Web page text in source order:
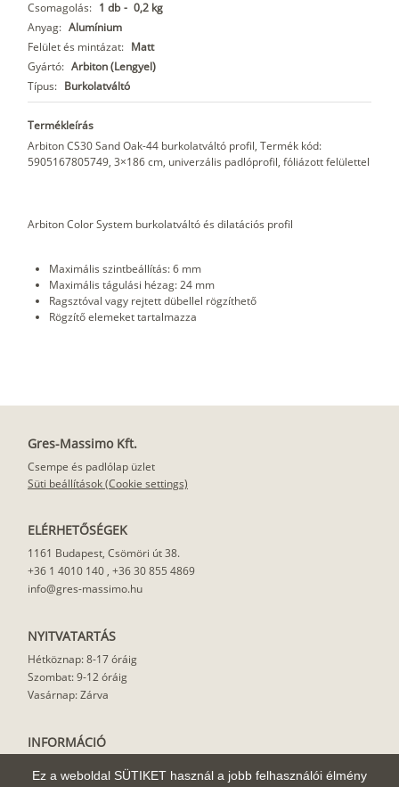
Ez a weboldal SÜTIKET használ a jobb felhasználói élmény
Csomagolás: 1 db - 0,2 kg
Anyag: Alumínium
Felület és mintázat: Matt
Gyártó: Arbiton (Lengyel)
Típus: Burkolatváltó
Termékleírás
Arbiton CS30 Sand Oak-44 burkolatváltó profil, Termék kód:
5905167805749, 3×186 cm, univerzális padlóprofil, fóliázott felülettel
Arbiton Color System burkolatváltó és dilatációs profil
Maximális szintbeállítás: 6 mm
Maximális tágulási hézag: 24 mm
Ragsztóval vagy rejtett dübellel rögzíthető
Rögzítő elemeket tartalmazza
Gres-Massimo Kft.
Csempe és padlólap üzlet
Süti beállítások (Cookie settings)
ELÉRHETŐSÉGEK
1161 Budapest, Csömöri út 38.
+36 1 4010 140 , +36 30 855 4869
info@gres-massimo.hu
NYITVATARTÁS
Hétköznap: 8-17 óráig
Szombat: 9-12 óráig
Vasárnap: Zárva
INFORMÁCIÓ
Felhasználási javaslat